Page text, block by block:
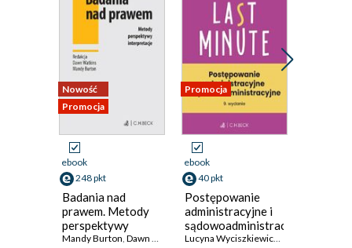
Nowość
Promocja
ebook
248 pkt
Badania nad
prawem. Metody
perspektywy
interpretacje
Mandy Burton, Dawn Watkins
Promocja
ebook
40 pkt
Postępowanie
administracyjne i
sądowoadministracyjne
+ testy online
Lucyna Wyciszkiewicz-Pardej